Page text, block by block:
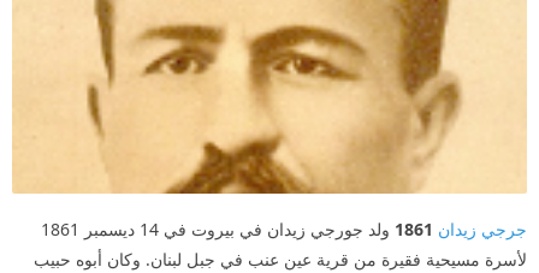
جرجي زيدان 1861
ولد جورجي زيدان في بيروت في 14 ديسمبر 1861
لأسرة مسيحية فقيرة من قرية عين عنب في جبل لبنان. وكان أبوه حبيب